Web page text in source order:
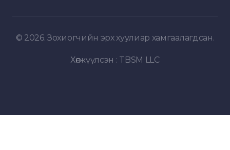
© 2026. Зохиогчийн эрх хуулиар хамгаалагдсан.
Хөгжүүлсэн : TBSM LLC